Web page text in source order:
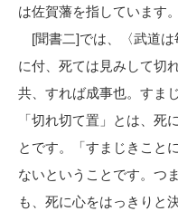
は佐賀藩を指しています。
[聞書二]では、〈武道は
に付、死ては見みして切
共、すれば成事也。すま
「切れ切て置」とは、死
とです。「すまじきこと
ないということです。つ
も、死に心をはっきりと